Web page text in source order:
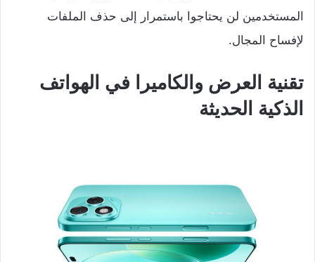
المستخدمين لن يحتاجوا باستمرار إلى حذف الملفات
لإفساح المجال.
تقنية العرض والكاميرا في الهواتف
الذكية الحديثة